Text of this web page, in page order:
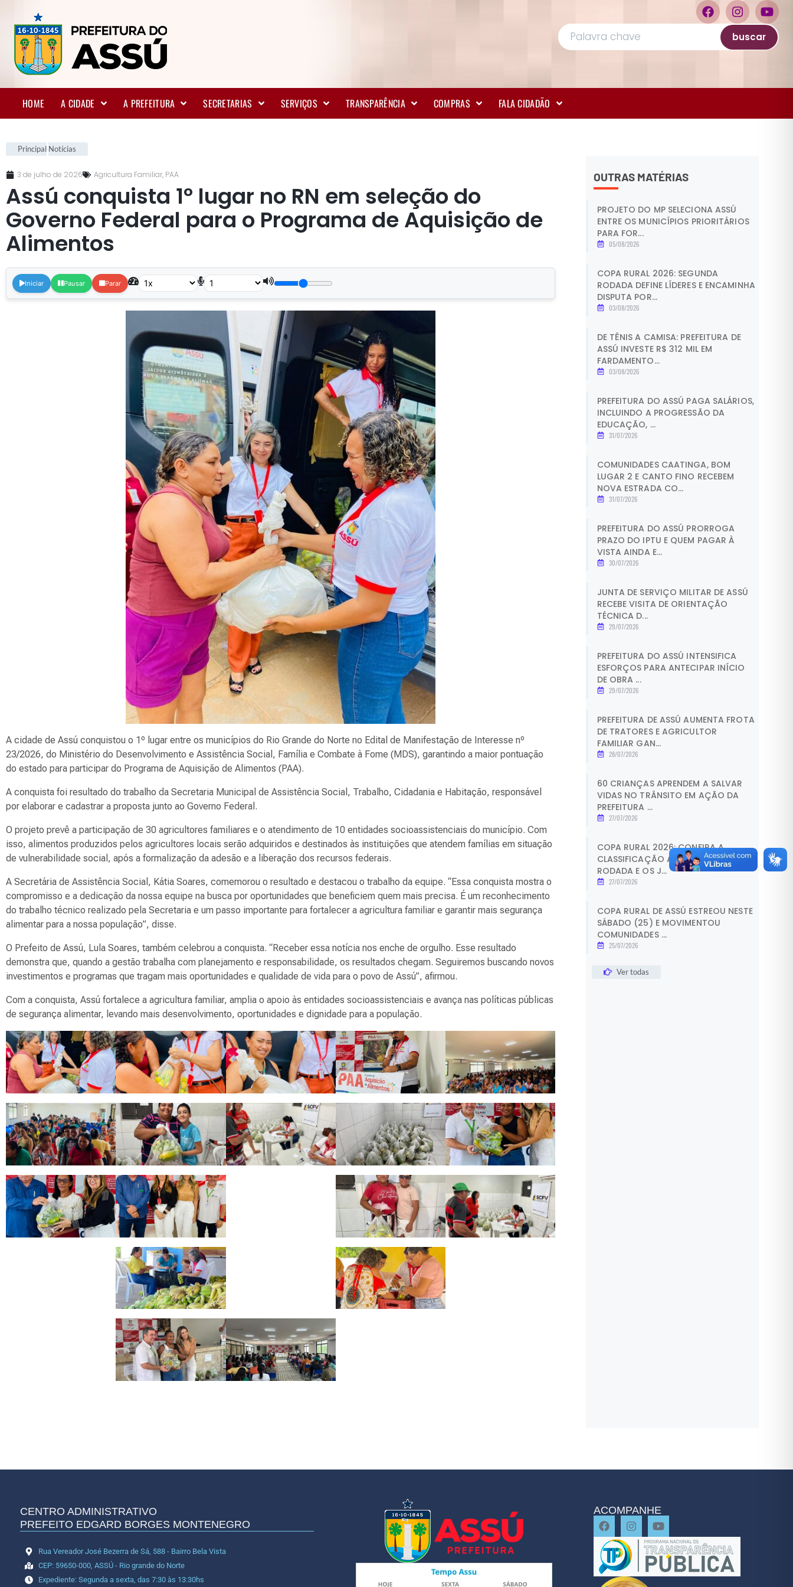
buscar
HOME A CIDADE A PREFEITURA SECRETARIAS SERVIÇOS TRANSPARÊNCIA COMPRAS FALA CIDADÃO
Principal Notícias
3 de julho de 2026 Agricultura Familiar, PAA
Assú conquista 1º lugar no RN em seleção do
Governo Federal para o Programa de Aquisição de
Alimentos
Iniciar Pausar Parar
A cidade de Assú conquistou o 1º lugar entre os municípios do Rio Grande do Norte no Edital de Manifestação de Interesse nº
23/2026, do Ministério do Desenvolvimento e Assistência Social, Família e Combate à Fome (MDS), garantindo a maior pontuação
do estado para participar do Programa de Aquisição de Alimentos (PAA).
A conquista foi resultado do trabalho da Secretaria Municipal de Assistência Social, Trabalho, Cidadania e Habitação, responsável
por elaborar e cadastrar a proposta junto ao Governo Federal.
O projeto prevê a participação de 30 agricultores familiares e o atendimento de 10 entidades socioassistenciais do município. Com
isso, alimentos produzidos pelos agricultores locais serão adquiridos e destinados às instituições que atendem famílias em situação
de vulnerabilidade social, após a formalização da adesão e a liberação dos recursos federais.
A Secretária de Assistência Social, Kátia Soares, comemorou o resultado e destacou o trabalho da equipe. “Essa conquista mostra o
compromisso e a dedicação da nossa equipe na busca por oportunidades que beneficiem quem mais precisa. É um reconhecimento
do trabalho técnico realizado pela Secretaria e um passo importante para fortalecer a agricultura familiar e garantir mais segurança
alimentar para a nossa população”, disse.
O Prefeito de Assú, Lula Soares, também celebrou a conquista. “Receber essa notícia nos enche de orgulho. Esse resultado
demonstra que, quando a gestão trabalha com planejamento e responsabilidade, os resultados chegam. Seguiremos buscando novos
investimentos e programas que tragam mais oportunidades e qualidade de vida para o povo de Assú”, afirmou.
Com a conquista, Assú fortalece a agricultura familiar, amplia o apoio às entidades socioassistenciais e avança nas políticas públicas
de segurança alimentar, levando mais desenvolvimento, oportunidades e dignidade para a população.
OUTRAS MATÉRIAS
PROJETO DO MP SELECIONA ASSÚ
ENTRE OS MUNICÍPIOS PRIORITÁRIOS
PARA FOR...
05/08/2026
COPA RURAL 2026: SEGUNDA
RODADA DEFINE LÍDERES E ENCAMINHA
DISPUTA POR...
03/08/2026
DE TÊNIS A CAMISA: PREFEITURA DE
ASSÚ INVESTE R$ 312 MIL EM
FARDAMENTO...
03/08/2026
PREFEITURA DO ASSÚ PAGA SALÁRIOS,
INCLUINDO A PROGRESSÃO DA
EDUCAÇÃO, ...
31/07/2026
COMUNIDADES CAATINGA, BOM
LUGAR 2 E CANTO FINO RECEBEM
NOVA ESTRADA CO...
31/07/2026
PREFEITURA DO ASSÚ PRORROGA
PRAZO DO IPTU E QUEM PAGAR À
VISTA AINDA E...
30/07/2026
JUNTA DE SERVIÇO MILITAR DE ASSÚ
RECEBE VISITA DE ORIENTAÇÃO
TÉCNICA D...
29/07/2026
PREFEITURA DO ASSÚ INTENSIFICA
ESFORÇOS PARA ANTECIPAR INÍCIO
DE OBRA ...
29/07/2026
PREFEITURA DE ASSÚ AUMENTA FROTA
DE TRATORES E AGRICULTOR
FAMILIAR GAN...
28/07/2026
60 CRIANÇAS APRENDEM A SALVAR
VIDAS NO TRÂNSITO EM AÇÃO DA
PREFEITURA ...
27/07/2026
COPA RURAL 2026: CONFIRA A
CLASSIFICAÇÃO APÓS A PRIMEIRA
RODADA E OS J...
27/07/2026
COPA RURAL DE ASSÚ ESTREOU NESTE
SÁBADO (25) E MOVIMENTOU
COMUNIDADES ...
25/07/2026
Ver todas
CENTRO ADMINISTRATIVO
PREFEITO EDGARD BORGES MONTENEGRO
Rua Vereador José Bezerra de Sá, 588 - Bairro Bela Vista
CEP: 59650-000, ASSÚ - Rio grande do Norte
Expediente: Segunda a sexta, das 7:30 às 13:30hs
ACOMPANHE